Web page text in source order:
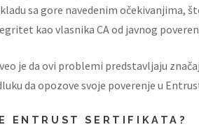
sa gore navedenim očekivanjima,
kao vlasnika CA od javnog
je da ovi problemi predstavljaju
da opozove svoje poverenje u
ENTRUST SERTIFIKATA?